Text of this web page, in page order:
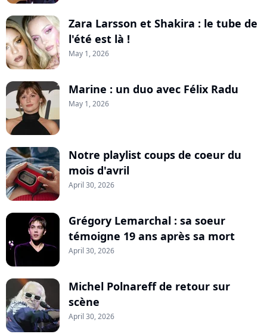
Zara Larsson et Shakira : le tube de
l'été est là !
May 1, 2026
Marine : un duo avec Félix Radu
May 1, 2026
Notre playlist coups de coeur du
mois d'avril
April 30, 2026
Grégory Lemarchal : sa soeur
témoigne 19 ans après sa mort
April 30, 2026
Michel Polnareff de retour sur
scène
April 30, 2026